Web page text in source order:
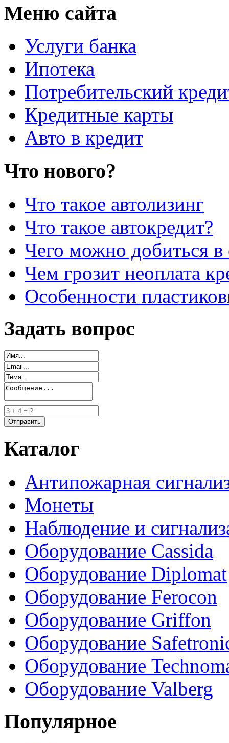
Меню сайта
Услуги банка
Ипотека
Потребительский
Кредитные карты
Авто в кредит
Что нового?
Что такое автолизинг
Что такое автокредит?
Чего можно добиться в
Чем грозит неоплата
Особенности
Задать вопрос
Каталог
Антипожарная
Монеты
Наблюдение и
Оборудование Cassida
Оборудование Diplomat
Оборудование Ferocon
Оборудование Griffon
Оборудование
Оборудование
Оборудование Valberg
Популярное